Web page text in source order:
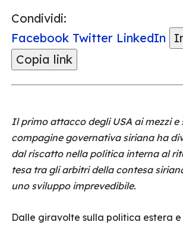
Condividi:
Facebook Twitter LinkedIn
Copia link
Il primo attacco degli USA ai mezzi e
compagine governativa siriana ha
dal riscatto nella politica interna al
tesa tra gli arbitri della contesa
uno sviluppo imprevedibile.
Dalle giravolte sulla politica estera